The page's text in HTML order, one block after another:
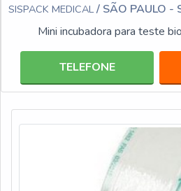
SISPACK MEDICAL / SÃO PAULO -
Mini incubadora para teste
TELEFONE